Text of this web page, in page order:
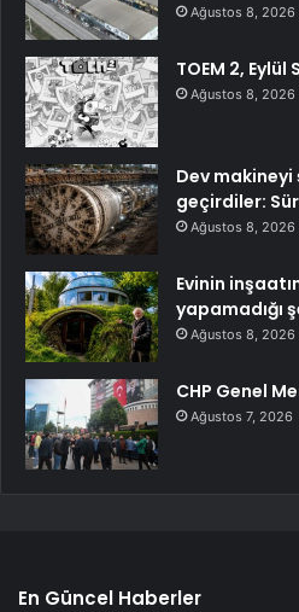
Ağustos 8, 2026
TOEM 2,
Ağustos 8, 2026
Dev
geçirdiler:
Ağustos 8, 2026
Evinin
yapamadığı
Ağustos 8, 2026
CHP Genel
Ağustos 7, 2026
En Güncel Haberler